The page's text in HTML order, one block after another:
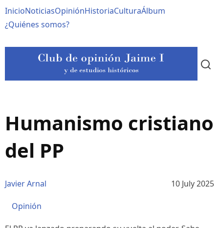
al
contenido
Navegación
principal
InicioNoticiasOpiniónHistoriaCulturaÁlbum
¿Quiénes somos?
Humanismo cristiano
del PP
Javier Arnal 10 July 2025
Opinión